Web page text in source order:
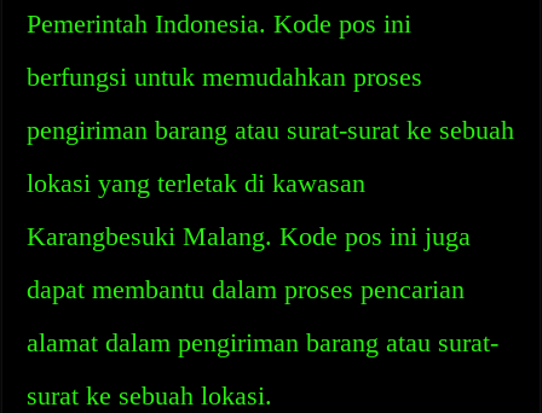
Pemerintah Indonesia. Kode pos ini
berfungsi untuk memudahkan proses
pengiriman barang atau surat-surat ke sebuah
lokasi yang terletak di kawasan
Karangbesuki Malang. Kode pos ini juga
dapat membantu dalam proses pencarian
alamat dalam pengiriman barang atau surat-
surat ke sebuah lokasi.